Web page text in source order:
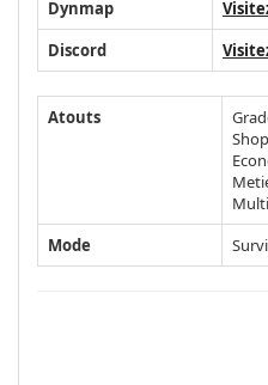
Dynmap
Discord
Atouts
Mode